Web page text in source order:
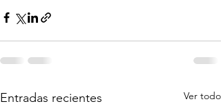
Entradas recientes Ver todo